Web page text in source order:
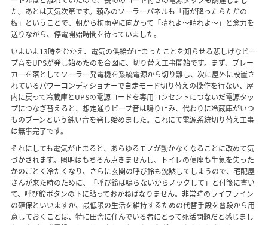
た。あとは天気次第です。頼みのソーラーパネルも「雨が降ったらただの
板」ということで、朝から梅雨空に向かって「晴れよ〜晴れよ〜」と念力を
送りながら、停電開始時間を待っていました。
いよいよ13時をむかえ、電気の供給が止まったことを知らせる悲しげなビー
プ音をUPSが発し始めたのを合図に、切り替え工事開始です。まず、ブレー
カーを落としてソーラー発電機を系統電源から切り離し、次に屋外に設置さ
れているパワーコンディショナーで自走モード切り替えの操作を行ない、屋
内に戻って冷蔵庫とUPSの電源コードを専用コンセントにつないだ電源タッ
プにつなぎ替えると、想定通りビープ音は鳴り止み、代わりに冷蔵庫がいつ
ものブーンという鈍い音を発し始めました。これにて電源系統切り替え工事
は無事完了です。
それにしても電気が止まると、あらゆるモノが動かなくなることに改めて気
づかされます。照明はもちろん点きませんし、トイレの便座も生気を失った
かのごとく冷たくなり、さらに玄関の呼び鈴も沈黙してしまうので、宅配屋
さんが来た時のために、「呼び鈴は鳴らないからノックして」と付箋に書い
て、呼び鈴ボタンの下に貼っておかねばなりません。非常時のライフライン
の確保といいますか、最低限の生活を維持するための代替手段を普段から用
意しておくことは、特に田舎に住んでいる者にとって死活問題だと感じまし